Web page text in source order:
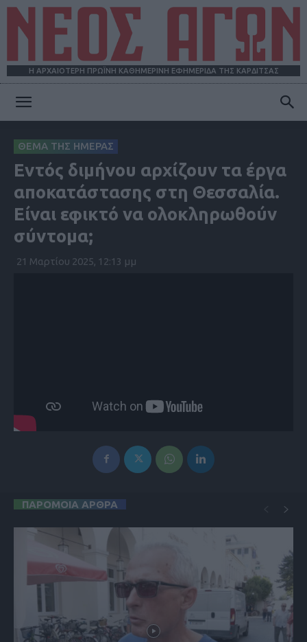
Η ΑΡΧΑΙΟΤΕΡΗ ΠΡΩΪΝΗ ΚΑΘΗΜΕΡΙΝΗ ΕΦΗΜΕΡΙΔΑ ΤΗΣ ΚΑΡΔΙΤΣΑΣ
ΑΓΩΝ
ΘΕΜΑ ΤΗΣ ΗΜΕΡΑΣ
Εντός διμήνου αρχίζουν τα έργα
αποκατάστασης στη Θεσσαλία.
Είναι εφικτό να ολοκληρωθούν
σύντομα;
21 Μαρτίου 2025, 12:13 μμ
ΠΑΡΟΜΟΙΑ ΑΡΘΡΑ